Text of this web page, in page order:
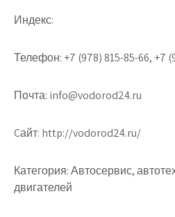
Индекс:
Телефон: +7 (978) 815-85-66, +7
Почта: info@vodorod24.ru
Cайт: http://vodorod24.ru/
Категория:Автосервис,
двигателей